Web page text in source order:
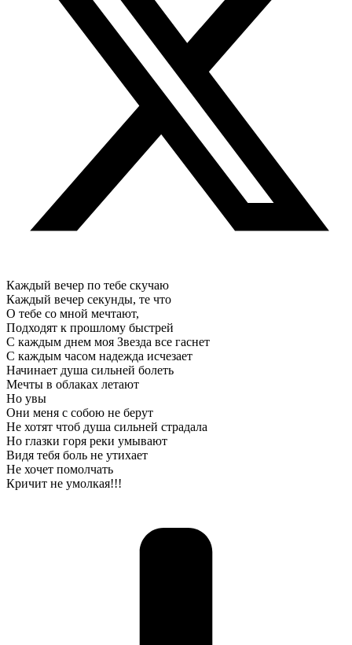
Каждый вечер по тебе скучаю
Каждый вечер секунды, те что
О тебе со мной мечтают,
Подходят к прошлому быстрей
С каждым днем моя Звезда все гаснет
С каждым часом надежда исчезает
Начинает душа сильней болеть
Мечты в облаках летают
Но увы
Они меня с собою не берут
Не хотят чтоб душа сильней страдала
Но глазки горя реки умывают
Видя тебя боль не утихает
Не хочет помолчать
Кричит не умолкая!!!